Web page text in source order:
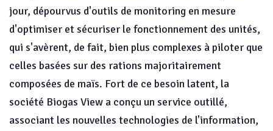
jour, dépourvus d'outils de monitoring en mesure
d'optimiser et sécuriser le fonctionnement des unités,
qui s'avèrent, de fait, bien plus complexes à piloter que
celles basées sur des rations majoritairement
composées de maïs. Fort de ce besoin latent, la
société Biogas View a conçu un service outillé,
associant les nouvelles technologies de l'information,